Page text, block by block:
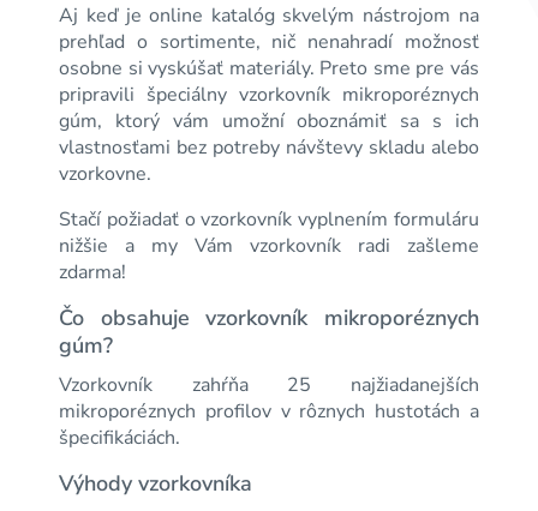
Aj keď je online katalóg skvelým nástrojom na
prehľad o sortimente, nič nenahradí možnosť
osobne si vyskúšať materiály. Preto sme pre vás
pripravili špeciálny vzorkovník mikroporéznych
gúm, ktorý vám umožní oboznámiť sa s ich
vlastnosťami bez potreby návštevy skladu alebo
vzorkovne.
Stačí požiadať o vzorkovník vyplnením formuláru
nižšie a my Vám vzorkovník radi zašleme
zdarma!
Čo obsahuje vzorkovník mikroporéznych
gúm?
Vzorkovník zahŕňa 25 najžiadanejších
mikroporéznych profilov v rôznych hustotách a
špecifikáciách.
Výhody vzorkovníka